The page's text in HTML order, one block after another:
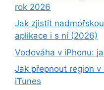
rok 2026
Jak zjistit
aplikace i s ní (2026)
Vodováha v iPhonu:
Jak přepnout region v
iTunes